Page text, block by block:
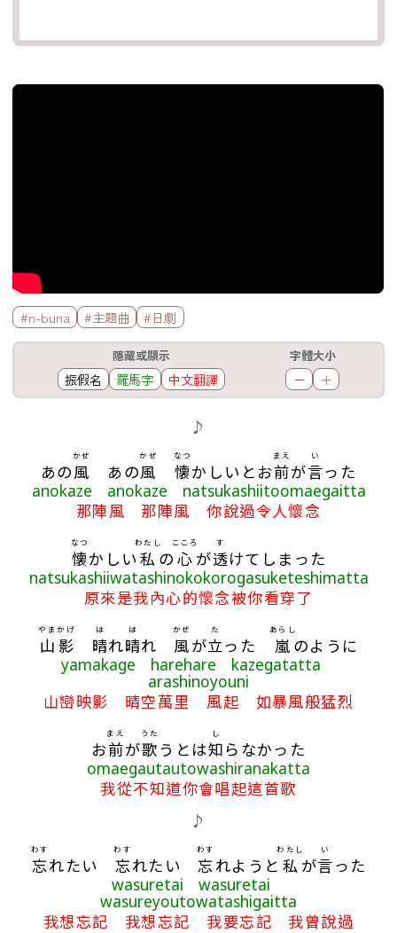
官方Youtube影片
標籤欄
#n-buna #主題曲 #日劇
隱藏或顯示
振假名 羅馬字 中文翻譯
字體大小
－ ＋
♪
あの風
かぜ
あの風
かぜ
懐
なつ
かしいとお前
まえ
が言
い
った
anokaze anokaze natsukashiitoomaegaitta
那陣風 那陣風 你說過令人懷念
懐
なつ
かしい 私
わたし
の 心
こころ
が透
す
けてしまった
natsukashiiwatashinokokorogasuketeshimatta
原來是我內心的懷念被你看穿了
山
やま
影
かげ
晴
は
れ晴
は
れ 風
かぜ
が立
た
った 嵐
あらし
のように
yamakage harehare kazegatatta
arashinoyouni
山巒映影 晴空萬里 風起 如暴風般猛烈
お前
まえ
が歌
うた
うとは知
し
らなかった
omaegautautowashiranakatta
我從不知道你會唱起這首歌
♪
忘
わす
れたい 忘
わす
れたい 忘
わす
れようと 私
わたし
が言
い
った
wasuretai wasuretai
wasureyoutowatashigaitta
我想忘記 我想忘記 我要忘記 我曾說過